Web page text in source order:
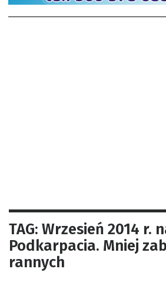
TAG: Wrzesień 2014 r.
Podkarpacia. Mniej
rannych